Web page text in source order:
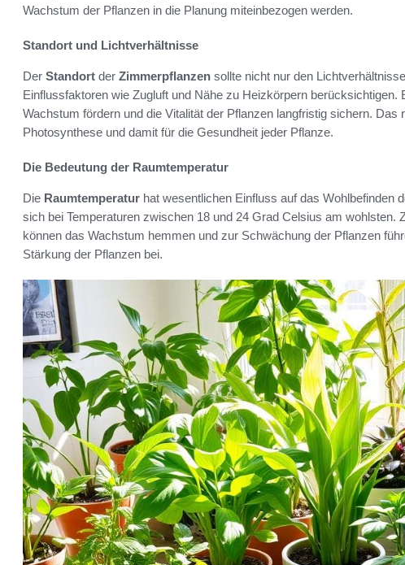
Wachstum der Pflanzen in die Planung miteinbezogen werden.
Standort und Lichtverhältnisse
Der Standort der Zimmerpflanzen sollte nicht nur den
Einflussfaktoren wie Zugluft und Nähe zu Heizkörpern berücksichtigen.
Wachstum fördern und die Vitalität der Pflanzen langfristig sichern.
Photosynthese und damit für die Gesundheit jeder Pflanze.
Die Bedeutung der Raumtemperatur
Die Raumtemperatur hat wesentlichen Einfluss auf das Wohlbefinden
sich bei Temperaturen zwischen 18 und 24 Grad Celsius am wohlsten.
können das Wachstum hemmen und zur Schwächung der Pflanzen
Stärkung der Pflanzen bei.